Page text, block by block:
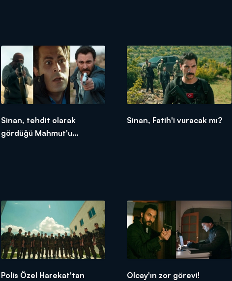
Sinan, tehdit olarak
gördüğü Mahmut'u
Sinan, Fatih'i vuracak mı?
Polis Özel Harekat'tan
Olcay'ın zor görevi!